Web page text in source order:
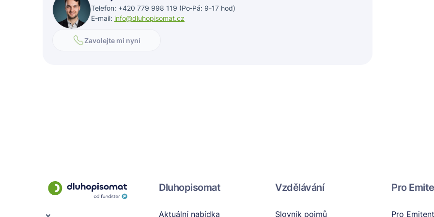
Telefon: +420 779 998 119 (Po‑Pá: 9-17 hod)
E-mail: info@dluhopisomat.cz
Zavolejte mi nyní
Dluhopisomat
Aktuální nabídka
Vzdělávání
Slovník pojmů
Pro
Pro